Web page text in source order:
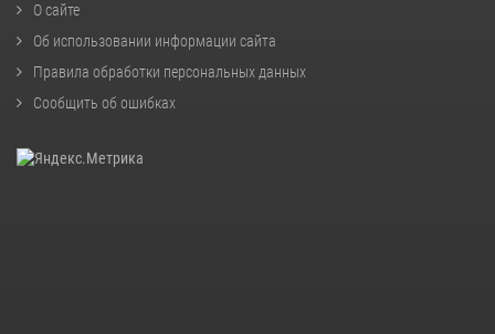
О сайте
Об использовании информации сайта
Правила обработки персональных данных
Сообщить об ошибках